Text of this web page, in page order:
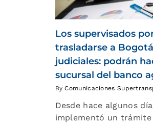
Los supervisados
trasladarse a
judiciales: podrán
sucursal del banco
ByComunicaciones
Desde hace algunos
implementó un trámite